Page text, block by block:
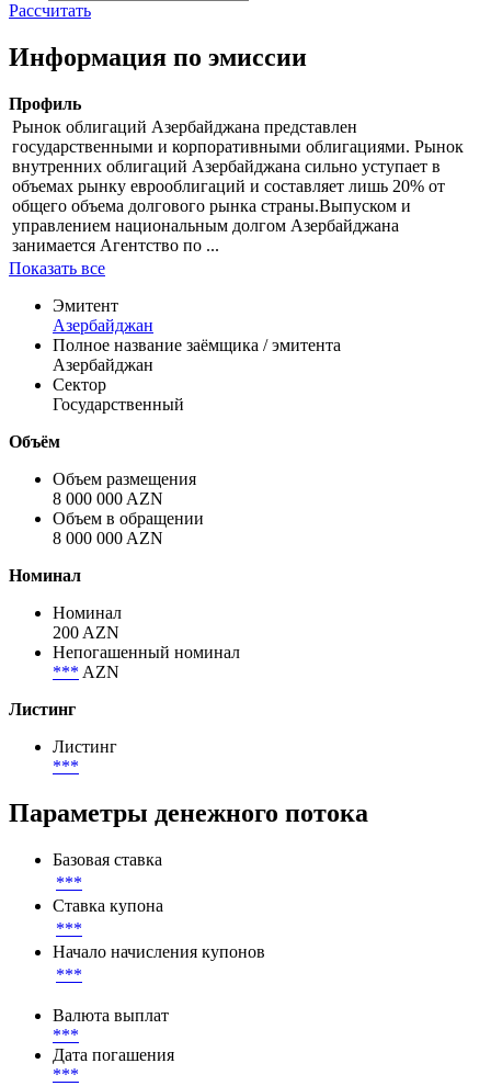
Рассчитать
Информация по эмиссии
Профиль
Рынок облигаций Азербайджана представлен
государственными и корпоративными облигациями. Рынок
внутренних облигаций Азербайджана сильно уступает в
объемах рынку еврооблигаций и составляет лишь 20% от
общего объема долгового рынка страны.Выпуском и
управлением национальным долгом Азербайджана
занимается Агентство по ...
Показать все
Эмитент
Азербайджан
Полное название заёмщика / эмитента
Азербайджан
Сектор
Государственный
Объём
Объем размещения
8 000 000 AZN
Объем в обращении
8 000 000 AZN
Номинал
Номинал
200 AZN
Непогашенный номинал
*** AZN
Листинг
Листинг
***
Параметры денежного потока
Базовая ставка
***
Ставка купона
***
Начало начисления купонов
***
Валюта выплат
***
Дата погашения
***